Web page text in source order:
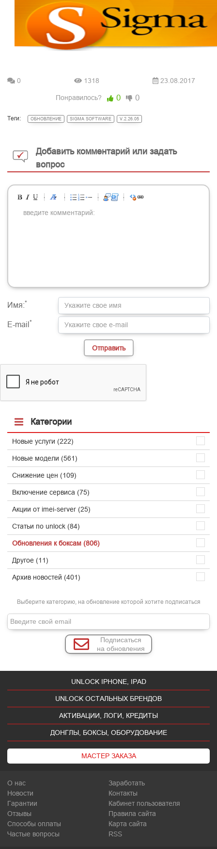
0 1318 23.08.2017
Понравилось? 0 0
Теги: ОБНОВЛЕНИЕ SIGMA SOFTWARE V.2.26.05
Добавить комментарий или задать
вопрос
-
-
-
-
-
-
-
-
-
-
-
-
-
Имя:*
E-mail *
Категории
Новые услуги (222)
Новые модели (561)
Снижение цен (109)
Включение сервиса (75)
Акции от imei-server (25)
Статьи по unlock (84)
Обновления к боксам (806)
Другое (11)
Архив новостей (401)
Выберите категорию, на обновление которой хотите подписаться
Подписаться
на обновления
UNLOCK IPHONE, IPAD
UNLOCK ОСТАЛЬНЫХ БРЕНДОВ
АКТИВАЦИИ, ЛОГИ, КРЕДИТЫ
ДОНГЛЫ, БОКСЫ, ОБОРУДОВАНИЕ
МАСТЕР ЗАКАЗА
О нас
Новости
Гарантии
Отзывы
Способы оплаты
Частые вопросы
Заработать
Контакты
Кабинет пользователя
Правила сайта
Карта сайта
RSS